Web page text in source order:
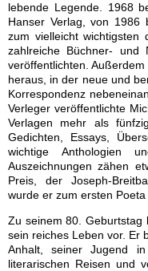
lebende Legende. 1968
Hanser Verlag, von
zum vielleicht wichtigsten
zahlreiche Büchner- und
veröffentlichten.
heraus, in der neue und
Korrespondenz
Verleger veröffentlichte
Verlagen mehr als
Gedichten, Essays,
wichtige Anthologien
Auszeichnungen zähen
Preis, der Joseph-
wurde er zum ersten
Zu seinem 80. Geburtstag
sein reiches Leben vor. Er
Anhalt, seiner Jugend
literarischen Reisen und